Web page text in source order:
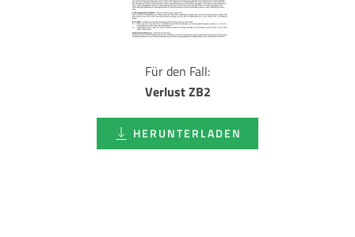
Für den Fall:
Verlust ZB2
HERUNTERLADEN